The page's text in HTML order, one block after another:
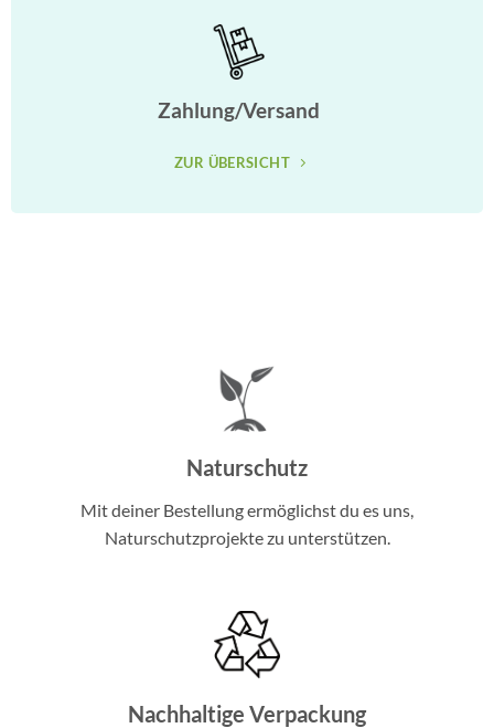
Zahlung/Versand
ZUR ÜBERSICHT
Naturschutz
Mit deiner Bestellung ermöglichst du es uns,
Naturschutzprojekte zu unterstützen.
Nachhaltige Verpackung